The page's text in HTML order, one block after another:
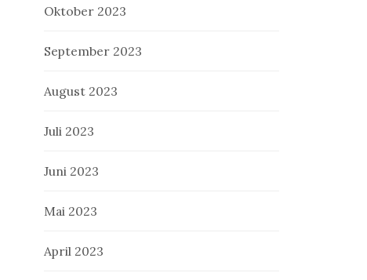
Oktober 2023
September 2023
August 2023
Juli 2023
Juni 2023
Mai 2023
April 2023